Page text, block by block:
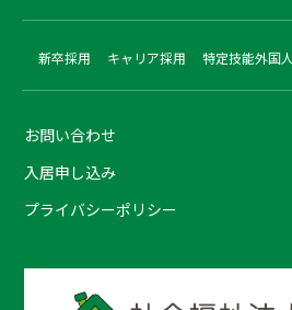
新卒採用 キャリア採用 特定技能外国人
お問い合わせ
入居申し込み
プライバシーポリシー